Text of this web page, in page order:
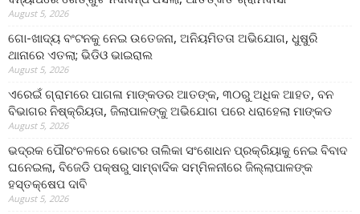
August 5, 2026
ଗୋ-ଖାଦ୍ୟ ବଂଟନକୁ ନେଇ ଉତେଜନା, ଅନିୟମିତତା ଅଭିଯୋଗ, ଧୁଷୁରି
ଥାନାରେ ଏତଲା; ଭିଡିଓ ଭାଇରାଲ
August 5, 2026
ଏରେଇଁ ଗ୍ରାମରେ ପାଗଳା ମାଙ୍କଡର ଆତଙ୍କ, ୩୦ରୁ ଅଧିକ ଆହତ, ବନ
ବିଭାଗର ନିଷ୍କ୍ରିୟତା, ଜିଲାପାଳଙ୍କୁ ଅଭିଯୋଗ ପରେ ଧରାହେଲା ମାଙ୍କଡ
August 5, 2026
ଭଦ୍ରକ ପୌରଂଚଳରେ ଭୋଟର ତାଲିକା ସଂଶୋଧନ ପ୍ରକ୍ରିୟାକୁ ନେଇ ବିବାଦ
ଘନେଇଲା, ବିଜେଡି ପକ୍ଷରୁ ସାମ୍ବାଦିକ ସମ୍ମିଳନୀରେ ଜିଲ୍ଲାପାଳଙ୍କ
ହସ୍ତକ୍ଷେପ ଦାବି
August 5, 2026